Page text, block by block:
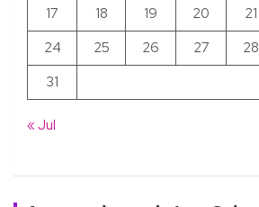
17
18 19 20 21
24
25 26 27 28
31
« Jul